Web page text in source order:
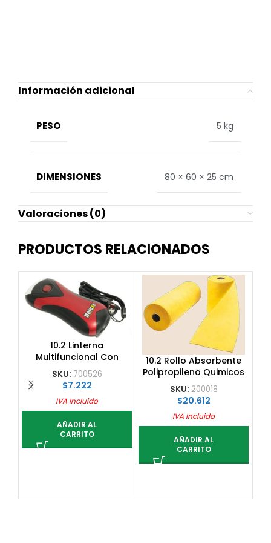
Información adicional
PESO 5 kg
DIMENSIONES 80 × 60 × 25 cm
Valoraciones (0)
PRODUCTOS RELACIONADOS
10.2 Linterna
Multifuncional Con
Conexion Usb Y Dinamo
SKU: 700526
$7.222
IVA Incluido
AÑADIR AL
CARRITO
10.2 Rollo Absorbente
Polipropileno Quimicos
162 L, 0.4X40 M
SKU: 200018
$20.612
IVA Incluido
AÑADIR AL
CARRITO